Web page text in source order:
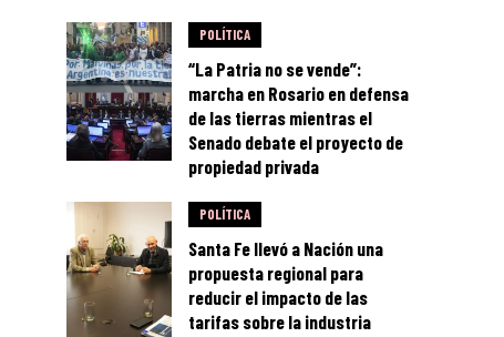
POLÍTICA
“La Patria no se vende”:
marcha en Rosario en defensa
de las tierras mientras el
Senado debate el proyecto de
propiedad privada
POLÍTICA
Santa Fe llevó a Nación una
propuesta regional para
reducir el impacto de las
tarifas sobre la industria